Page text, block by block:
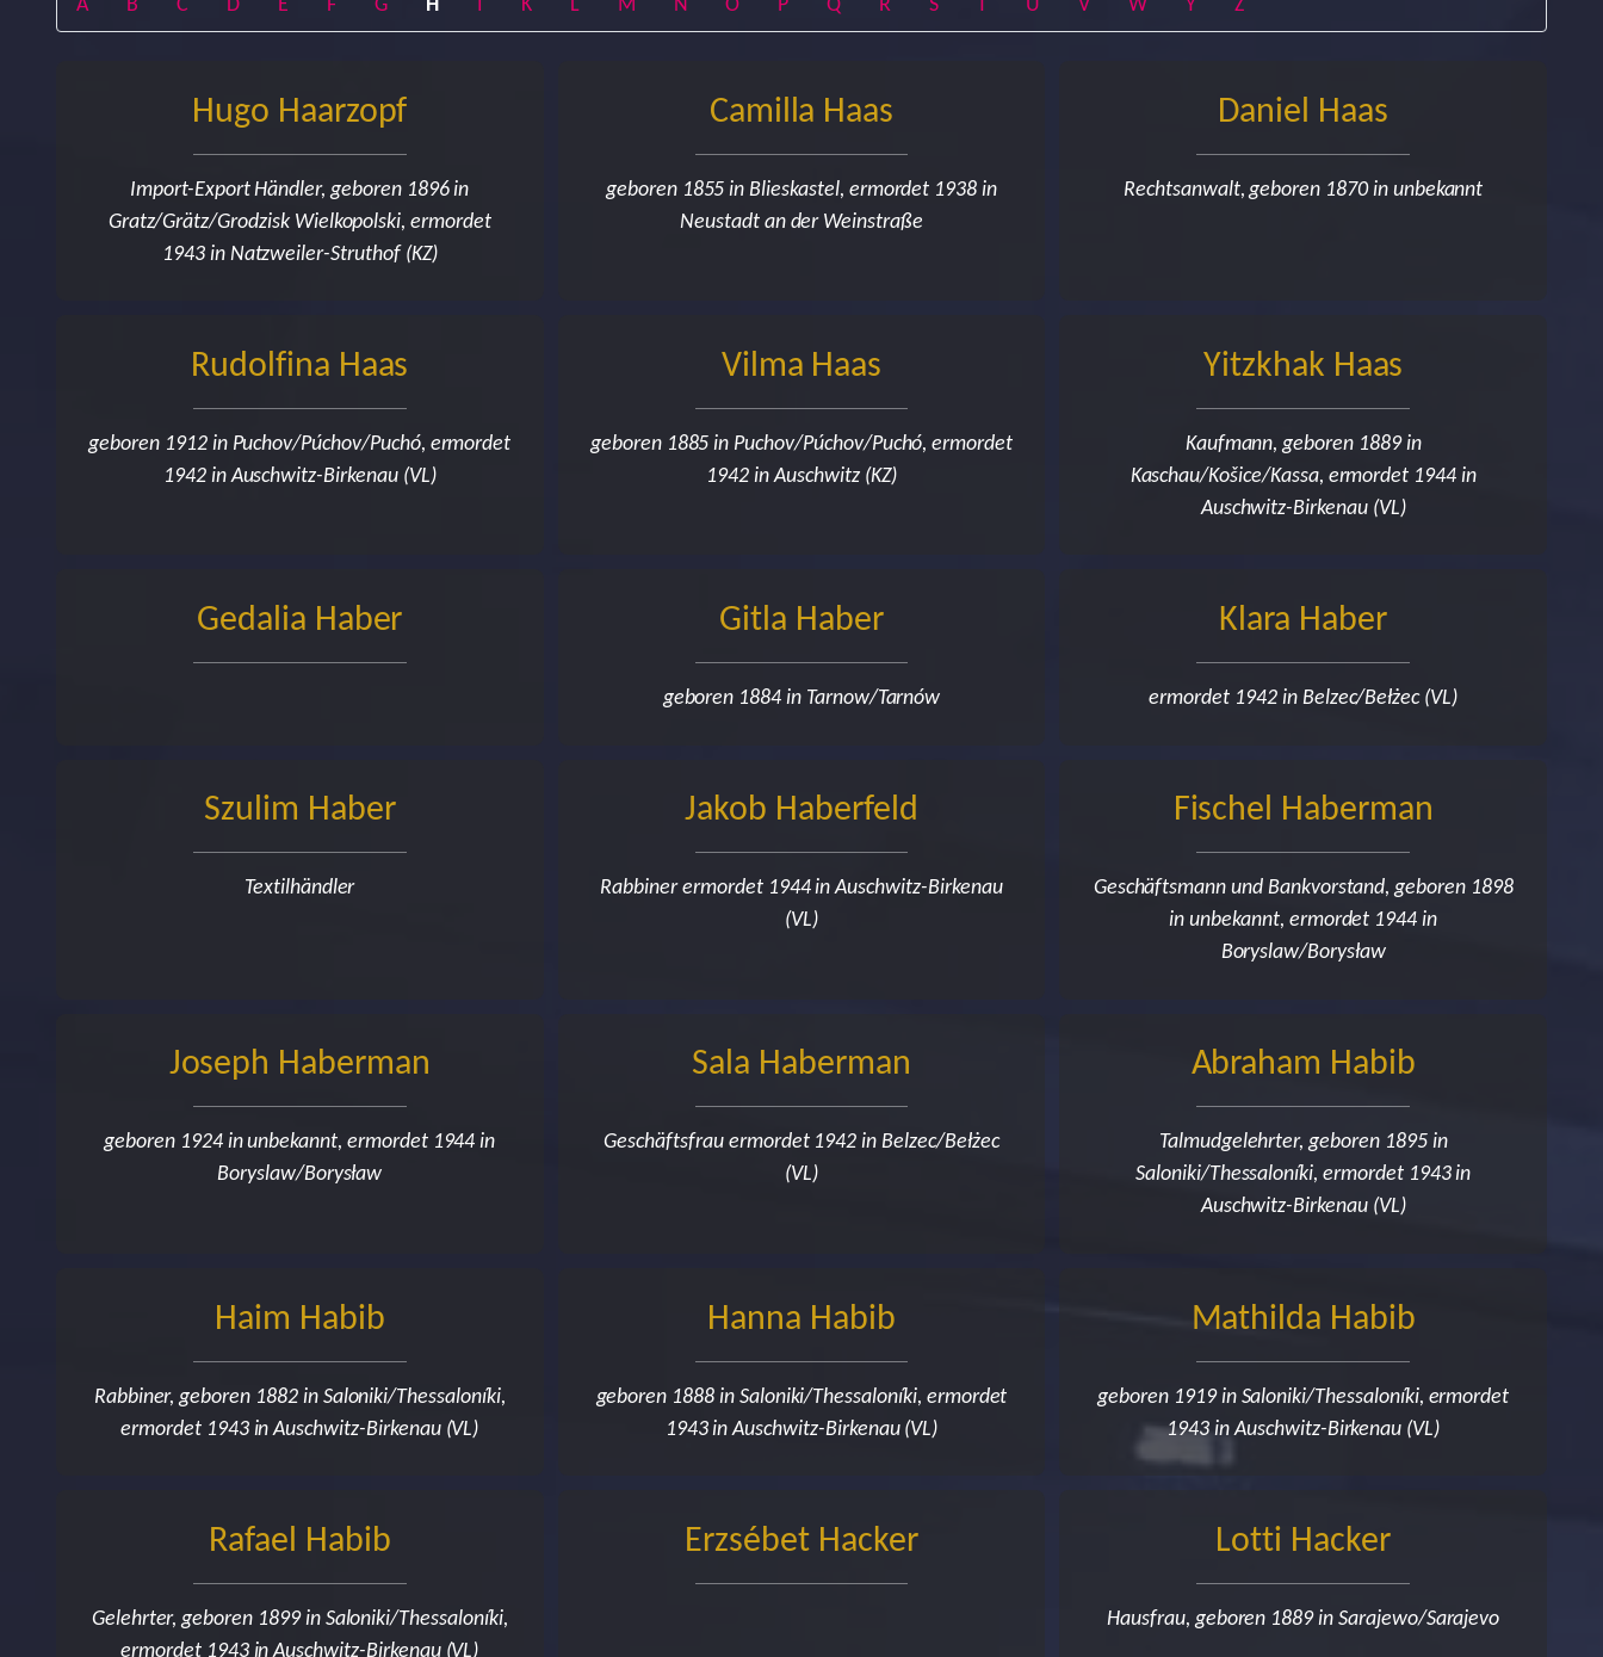
A B C D E F G H I K L M N O P Q R S T U V W Y Z
Hugo Haarzopf
Import-Export Händler, geboren 1896 in
Gratz/Grätz/Grodzisk Wielkopolski, ermordet
1943 in Natzweiler-Struthof (KZ)
Camilla Haas
geboren 1855 in Blieskastel, ermordet 1938 in
Neustadt an der Weinstraße
Daniel Haas
Rechtsanwalt, geboren 1870 in unbekannt
Rudolfina Haas
geboren 1912 in Puchov/Púchov/Puchó, ermordet
1942 in Auschwitz-Birkenau (VL)
Vilma Haas
geboren 1885 in Puchov/Púchov/Puchó, ermordet
1942 in Auschwitz (KZ)
Yitzkhak Haas
Kaufmann, geboren 1889 in
Kaschau/Košice/Kassa, ermordet 1944 in
Auschwitz-Birkenau (VL)
Gedalia Haber Gitla Haber
geboren 1884 in Tarnow/Tarnów
Klara Haber
ermordet 1942 in Belzec/Bełżec (VL)
Szulim Haber
Textilhändler
Jakob Haberfeld
Rabbiner ermordet 1944 in Auschwitz-Birkenau
(VL)
Fischel Haberman
Geschäftsmann und Bankvorstand, geboren 1898
in unbekannt, ermordet 1944 in
Boryslaw/Borysław
Joseph Haberman
geboren 1924 in unbekannt, ermordet 1944 in
Boryslaw/Borysław
Sala Haberman
Geschäftsfrau ermordet 1942 in Belzec/Bełżec
(VL)
Abraham Habib
Talmudgelehrter, geboren 1895 in
Saloniki/Thessaloníki, ermordet 1943 in
Auschwitz-Birkenau (VL)
Haim Habib
Rabbiner, geboren 1882 in Saloniki/Thessaloníki,
ermordet 1943 in Auschwitz-Birkenau (VL)
Hanna Habib
geboren 1888 in Saloniki/Thessaloníki, ermordet
1943 in Auschwitz-Birkenau (VL)
Mathilda Habib
geboren 1919 in Saloniki/Thessaloníki, ermordet
1943 in Auschwitz-Birkenau (VL)
Rafael Habib
Gelehrter, geboren 1899 in Saloniki/Thessaloníki,
ermordet 1943 in Auschwitz-Birkenau (VL)
Erzsébet Hacker Lotti Hacker
Hausfrau, geboren 1889 in Sarajewo/Sarajevo